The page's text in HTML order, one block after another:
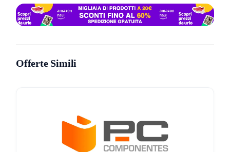
Ampia Selezione di Prodotti: L’offerta copre una
varietà di articoli dal vasto catalogo di HP.
equipaggiamento tecnologico a un prezzo accessibile.
sui prodotti selezionati.
Offerte Simili